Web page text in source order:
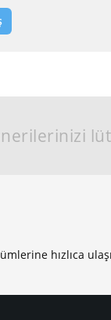
hızlıca